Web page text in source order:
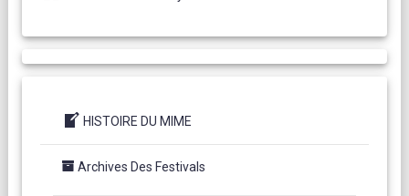
HISTOIRE DU MIME
Archives Des Festivals